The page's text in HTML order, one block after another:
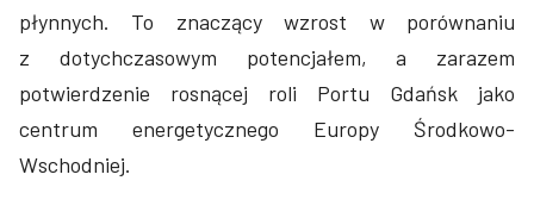
płynnych. To znaczący wzrost w porównaniu
z dotychczasowym potencjałem, a zarazem
potwierdzenie rosnącej roli Portu Gdańsk jako
centrum energetycznego Europy Środkowo-
Wschodniej.